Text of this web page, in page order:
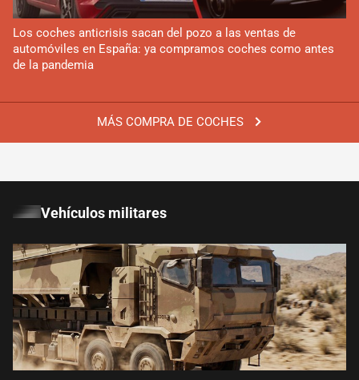
MÁS COMPRA DE COCHES
Los coches anticrisis sacan del pozo a las ventas de
automóviles en España: ya compramos coches como antes
de la pandemia
Vehículos militares